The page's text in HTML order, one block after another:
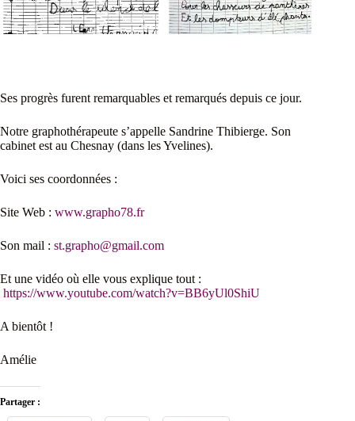
Ses progrès furent remarquables et remarqués depuis ce jour.
Notre graphothérapeute s’appelle Sandrine Thibierge. Son
cabinet est au Chesnay (dans les Yvelines).
Voici ses coordonnées :
Site Web : www.grapho78.fr
Son mail : st.grapho@gmail.com
Et une vidéo où elle vous explique tout :
https://www.youtube.com/watch?v=BB6yUl0ShiU
A bientôt !
Amélie
Partager :